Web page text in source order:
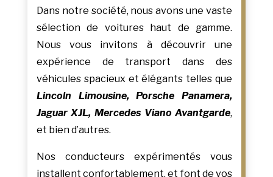
Dans notre société, nous avons une vaste
sélection de voitures haut de gamme.
Nous vous invitons à découvrir une
expérience de transport dans des
véhicules spacieux et élégants telles que
Lincoln Limousine, Porsche Panamera,
Jaguar XJL, Mercedes Viano Avantgarde,
et bien d’autres.
Nos conducteurs expérimentés vous
installent confortablement, et font de vos